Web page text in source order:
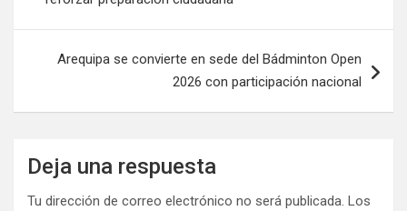
Arequipa se convierte en sede del Bádminton Open
2026 con participación nacional
Deja una respuesta
Tu dirección de correo electrónico no será publicada. Los